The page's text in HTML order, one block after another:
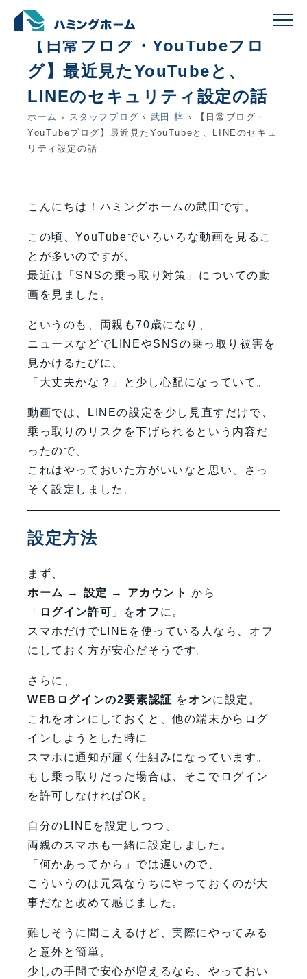
schedule
【日常ブログ・YouTubeブロ
グ】最近見たYouTubeと、
LINEのセキュリティ設定の話
ホーム › スタッフブログ › 武田 梓 › 【日常ブログ・
YouTubeブログ】最近見たYouTubeと、LINEのセキュ
リティ設定の話
こんにちは！ハミングホームの武田です。
この頃、YouTubeでいろいろな動画を見るこ
とが多いのですが、
最近は「SNSの乗っ取り対策」についての動
画を見ました。
というのも、両親も70歳になり、
ニュースなどでLINEやSNSの乗っ取り被害を
見かけるたびに、
「大丈夫かな？」と少し心配になっていて。
動画では、LINEの設定を少し見直すだけで、
乗っ取りのリスクを下げられるという内容だ
ったので、
これはやっておいた方がいいなと思い、さっ
そく設定しました。
設定方法
まず、
ホーム → 設定 → アカウント から
「
ログイン許可 」をオフ に。
スマホだけでLINEを使っている人なら、オフ
にしておく方が安心だそうです。
さらに、
WEBログインの2要素認証 を オンに設定。
これをオンにしておくと、他の端末からログ
インしようとした時に
スマホに通知が届く仕組みになっています。
もし乗っ取りだった場合は、そこでログイン
を許可しなければOK。
自分のLINEを設定しつつ、
両親のスマホも一緒に設定しました。
「何かあってから」では遅いので、
こういうのは元気なうちにやっておくのが大
事だなと改めて感じました。
難しそうに聞こえるけど、実際にやってみる
と意外と簡単。
少しの手間で安心が増えるなら、やっておい